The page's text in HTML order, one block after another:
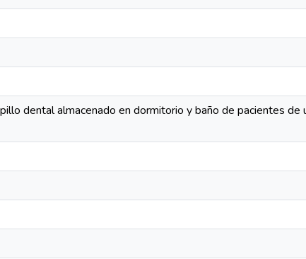
dental almacenado en dormitorio y baño de pacientes de